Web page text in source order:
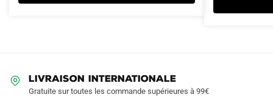
choisies
LIVRAISON INTERNATIONALE
Gratuite sur toutes les commande supérieures à 99€